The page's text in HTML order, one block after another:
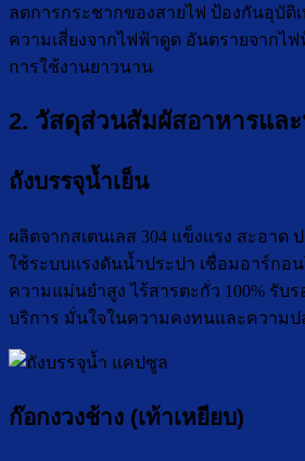
ลดการกระชากของสายไฟ ป้องกันอุบัติ
ความเสี่ยงจากไฟฟ้าดูด อันตรายจากไ
การใช้งานยาวนาน
2. วัสดุส่วนสัมผัสอาหารแล
ถังบรรจุน้ำเย็น
ผลิตจากสเตนเลส 304 แข็งแรง สะอาด
ใช้ระบบแรงดันน้ำประปา เชื่อมอาร์ก
ความแม่นยำสูง ไร้สารตะกั่ว 100% รับ
บริการ มั่นใจในความคงทนและความป
ก๊อกงวงช้าง (เท้าเหยียบ)